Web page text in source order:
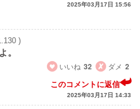
2025年03月17日 15:56
)
。
いいね 32 ダメ 2
このコメントに返信
2025年03月17日 14:33